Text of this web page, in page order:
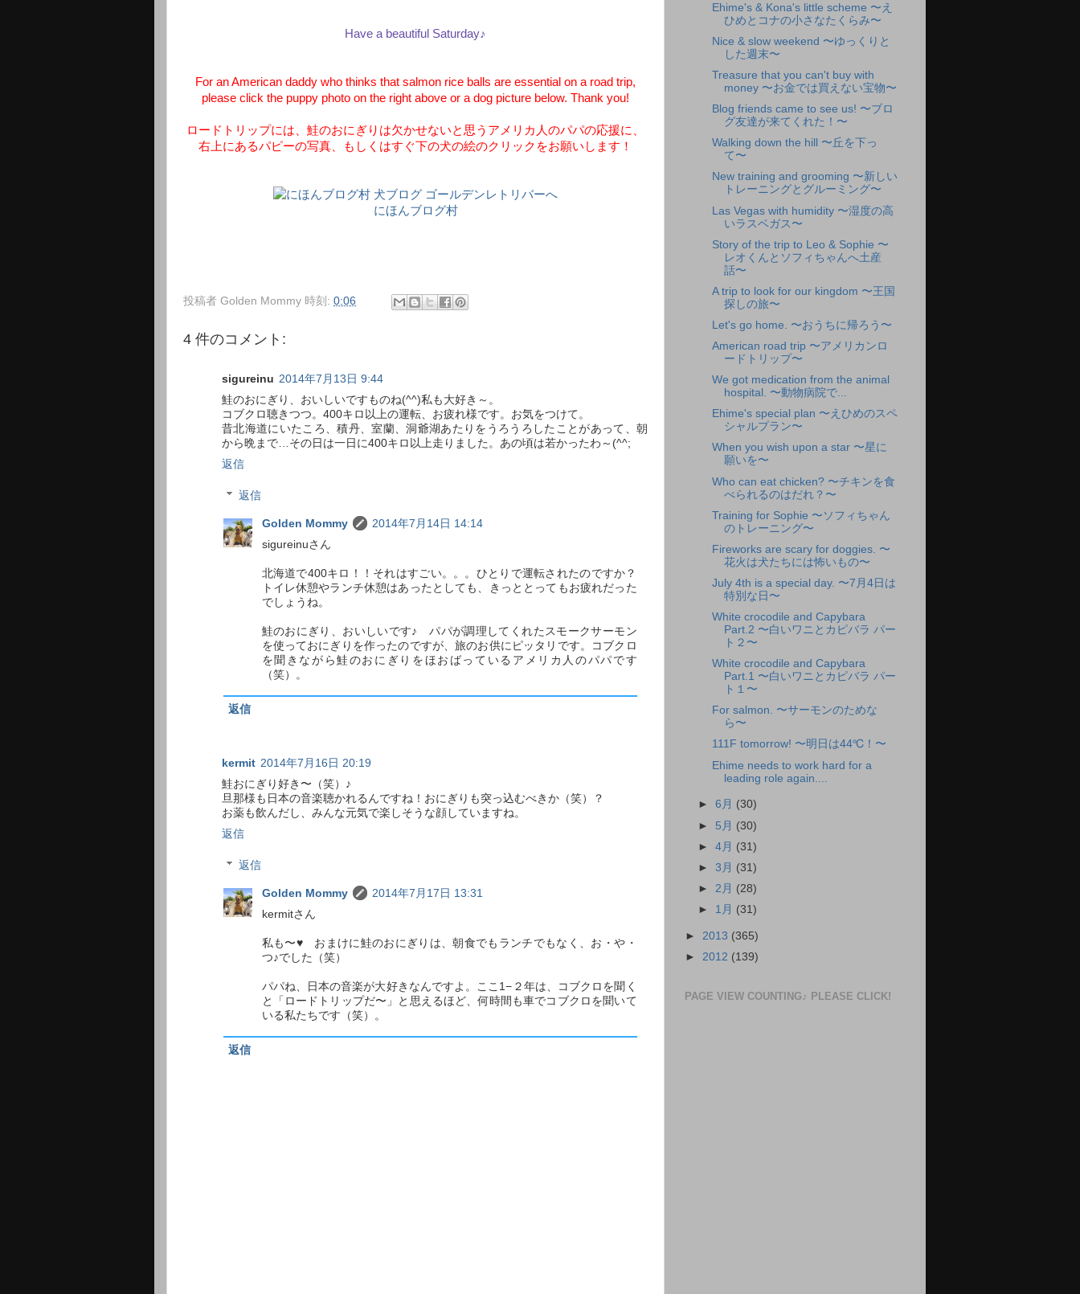
Have a beautiful Saturday♪
For an American daddy who thinks that salmon rice balls are essential on a road trip,
please click the puppy photo on the right above or a dog picture below. Thank you!
ロードトリップには、鮭のおにぎりは欠かせないと思うアメリカ人のパパの応援に、
右上にあるパピーの写真、もしくはすぐ下の犬の絵のクリックをお願いします！
にほんブログ村
投稿者 Golden Mommy 時刻: 0:06
4 件のコメント:
sigureinu 2014年7月13日 9:44
鮭のおにぎり、おいしいですものね(^^)私も大好き～。
コブクロ聴きつつ。400キロ以上の運転、お疲れ様です。お気をつけて。
昔北海道にいたころ、積丹、室蘭、洞爺湖あたりをうろうろしたことがあって、朝
から晩まで…その日は一日に400キロ以上走りました。あの頃は若かったわ～(^^;
返信
返信
Golden Mommy
2014年7月14日 14:14
sigureinuさん
北海道で400キロ！！それはすごい。。。ひとりで運転されたのですか？
トイレ休憩やランチ休憩はあったとしても、きっととってもお疲れだった
でしょうね。
鮭のおにぎり、おいしいです♪ パパが調理してくれたスモークサーモン
を使っておにぎりを作ったのですが、旅のお供にピッタリです。コブクロ
を聞きながら鮭のおにぎりをほおばっているアメリカ人のパパです
（笑）。
返信
kermit 2014年7月16日 20:19
鮭おにぎり好き〜（笑）♪
旦那様も日本の音楽聴かれるんですね！おにぎりも突っ込むべきか（笑）？
お薬も飲んだし、みんな元気で楽しそうな顔していますね。
返信
返信
Golden Mommy
2014年7月17日 13:31
kermitさん
私も〜♥ おまけに鮭のおにぎりは、朝食でもランチでもなく、お・や・
つ♪でした（笑）
パパね、日本の音楽が大好きなんですよ。ここ1−２年は、コブクロを聞く
と「ロードトリップだ〜」と思えるほど、何時間も車でコブクロを聞いて
いる私たちです（笑）。
返信
Ehime's & Kona's little scheme 〜え
ひめとコナの小さなたくらみ〜
Nice & slow weekend 〜ゆっくりと
した週末〜
Treasure that you can't buy with
money 〜お金では買えない宝物〜
Blog friends came to see us! 〜ブロ
グ友達が来てくれた！〜
Walking down the hill 〜丘を下っ
て〜
New training and grooming 〜新しい
トレーニングとグルーミング〜
Las Vegas with humidity 〜湿度の高
いラスベガス〜
Story of the trip to Leo & Sophie 〜
レオくんとソフィちゃんへ土産
話〜
A trip to look for our kingdom 〜王国
探しの旅〜
Let's go home. 〜おうちに帰ろう〜
American road trip 〜アメリカンロ
ードトリップ〜
We got medication from the animal
hospital. 〜動物病院で...
Ehime's special plan 〜えひめのスペ
シャルプラン〜
When you wish upon a star 〜星に
願いを〜
Who can eat chicken? 〜チキンを食
べられるのはだれ？〜
Training for Sophie 〜ソフィちゃん
のトレーニング〜
Fireworks are scary for doggies. 〜
花火は犬たちには怖いもの〜
July 4th is a special day. 〜7月4日は
特別な日〜
White crocodile and Capybara
Part.2 〜白いワニとカピバラ パー
ト２〜
White crocodile and Capybara
Part.1 〜白いワニとカピバラ パー
ト１〜
For salmon. 〜サーモンのためな
ら〜
111F tomorrow! 〜明日は44℃！〜
Ehime needs to work hard for a
leading role again....
►6月 (30)
► 5月 (30)
►4月 (31)
►3月 (31)
► 2月 (28)
► 1月 (31)
► 2013 (365)
► 2012 (139)
PAGE VIEW COUNTING♪ PLEASE CLICK!